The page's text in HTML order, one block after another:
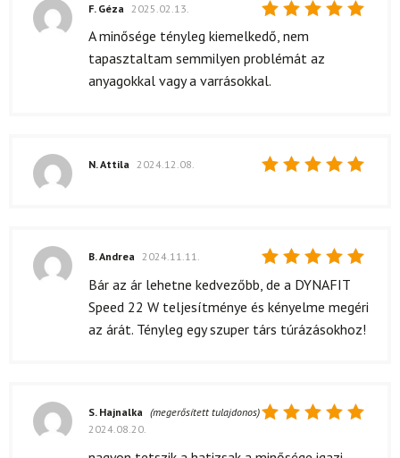
Értékelés:
/ 5
F. Géza 2025.02.13.
A minősége tényleg kiemelkedő, nem
tapasztaltam semmilyen problémát az
anyagokkal vagy a varrásokkal.
N. Attila 2024.12.08.
Értékelés:
5
B. Andrea 2024.11.11.
Bár az ár lehetne kedvezőbb, de a DYNAFIT
Speed 22 W teljesítménye és kényelme megéri
az árát. Tényleg egy szuper társ túrázásokhoz!
5/ 5
S. Hajnalka (megerősített tulajdonos)
2024.08.20.